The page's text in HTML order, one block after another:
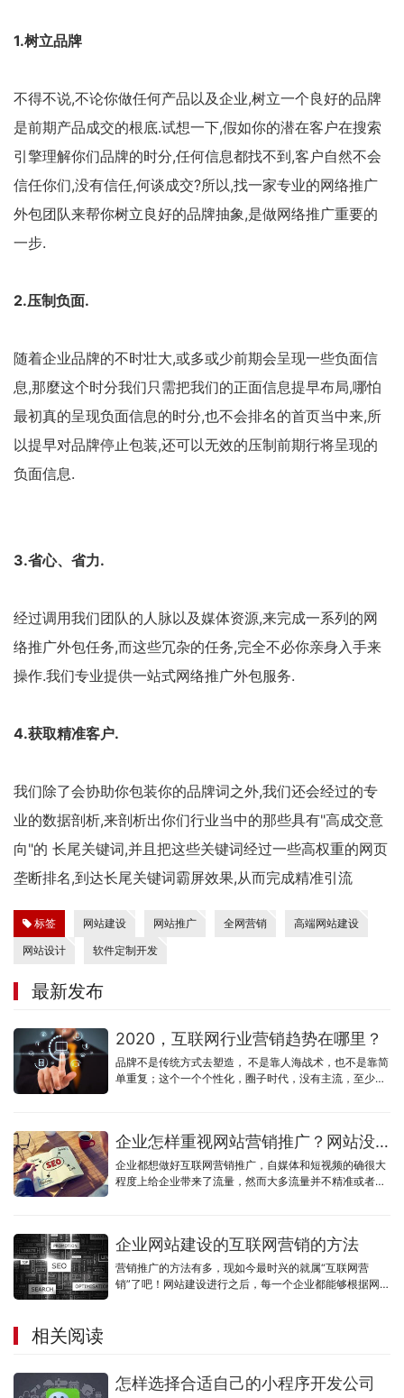
1.树立品牌
不得不说,不论你做任何产品以及企业,树立一个良好的品牌
是前期产品成交的根底.试想一下,假如你的潜在客户在搜索
引擎理解你们品牌的时分,任何信息都找不到,客户自然不会
信任你们,没有信任,何谈成交?所以,找一家专业的网络推广
外包团队来帮你树立良好的品牌抽象,是做网络推广重要的
一步.
2.压制负面.
随着企业品牌的不时壮大,或多或少前期会呈现一些负面信
息,那麼这个时分我们只需把我们的正面信息提早布局,哪怕
最初真的呈现负面信息的时分,也不会排名的首页当中来,所
以提早对品牌停止包装,还可以无效的压制前期行将呈现的
负面信息.
3.省心、省力.
经过调用我们团队的人脉以及媒体资源,来完成一系列的网
络推广外包任务,而这些冗杂的任务,完全不必你亲身入手来
操作.我们专业提供一站式网络推广外包服务.
4.获取精准客户.
我们除了会协助你包装你的品牌词之外,我们还会经过的专
业的数据剖析,来剖析出你们行业当中的那些具有"高成交意
向"的 长尾关键词,并且把这些关键词经过一些高权重的网页
垄断排名,到达长尾关键词霸屏效果,从而完成精准引流
标签 网站建设 网站推广 全网营销
高端网站建设
网站设计
软件定制开发
最新发布
2020，互联网行业营销趋势在哪里？
品牌不是传统方式去塑造， 不是靠人海战术，也不是靠简
单重复；这个一个个性化，圈子时代，没有主流，至少刚
企业怎样重视网站营销推广？网站没有流量怎么办？
企业都想做好互联网营销推广，自媒体和短视频的确很大
程度上给企业带来了流量，然而大多流量并不精准或者流
企业网站建设的互联网营销的方法
营销推广的方法有多，现如今最时兴的就属“互联网营
销”了吧！网站建设进行之后，每一个企业都能够根据网址
济效益。
相关阅读
怎样选择合适自己的小程序开发公司